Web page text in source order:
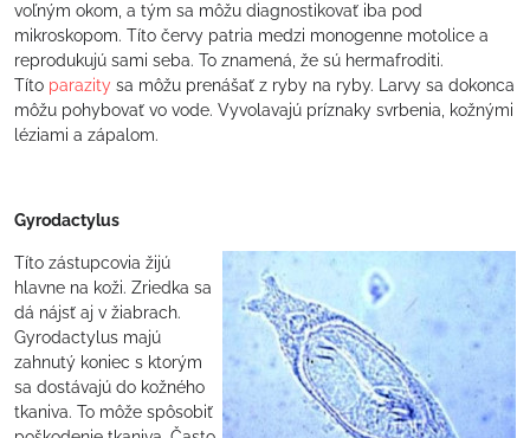
voľným okom, a tým sa môžu diagnostikovať iba pod
mikroskopom. Títo červy patria medzi monogenne motolice a
reprodukujú sami seba. To znamená, že sú hermafroditi.
Títo parazity sa môžu prenášať z ryby na ryby. Larvy sa dokonca
môžu pohybovať vo vode. Vyvolavajú príznaky svrbenia, kožnými
léziami a zápalom.
Gyrodactylus
Títo zástupcovia žijú
hlavne na koži. Zriedka sa
dá nájsť aj v žiabrach.
Gyrodactylus majú
zahnutý koniec s ktorým
sa dostávajú do kožného
tkaniva. To môže spôsobiť